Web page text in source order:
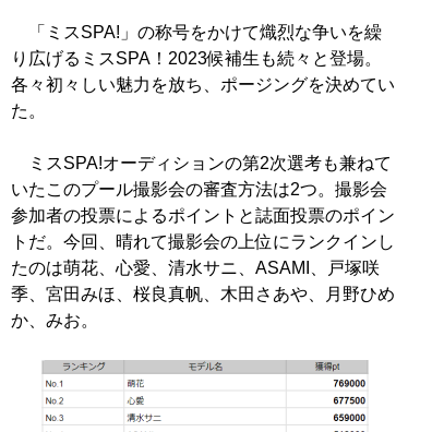
「ミスSPA!」の称号をかけて熾烈な争いを繰
り広げるミスSPA！2023候補生も続々と登場。
各々初々しい魅力を放ち、ポージングを決めてい
た。
ミスSPA!オーディションの第2次選考も兼ねて
いたこのプール撮影会の審査方法は2つ。撮影会
参加者の投票によるポイントと誌面投票のポイン
トだ。今回、晴れて撮影会の上位にランクインし
たのは萌花、心愛、清水サニ、ASAMI、戸塚咲
季、宮田みほ、桜良真帆、木田さあや、月野ひめ
か、みお。